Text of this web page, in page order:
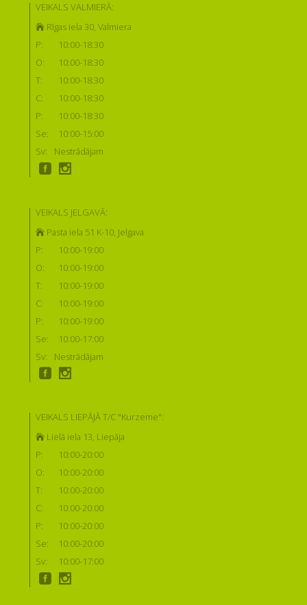
VEIKALS VALMIERĀ:
Rīgas iela 30, Valmiera
P:
10:00-18:30
O:
10:00-18:30
T:
10:00-18:30
C:
10:00-18:30
P:
10:00-18:30
Se:
10:00-15:00
Sv:
Nestrādājam
VEIKALS JELGAVĀ:
Pasta iela 51 K-10, Jelgava
P:
10:00-19:00
O:
10:00-19:00
T:
10:00-19:00
C:
10:00-19:00
P:
10:00-19:00
Se:
10:00-17:00
Sv:
Nestrādājam
VEIKALS LIEPĀJĀ T/C "Kurzeme":
Lielā iela 13, Liepāja
P:
10:00-20:00
O:
10:00-20:00
T:
10:00-20:00
C:
10:00-20:00
P:
10:00-20:00
Se:
10:00-20:00
Sv:
10:00-17:00